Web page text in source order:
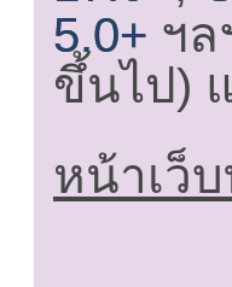
5.0+ ฯ
ขึ้นไป)
หน้าเว็